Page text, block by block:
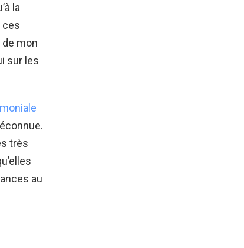
la
ces
de mon
sur les
très
au